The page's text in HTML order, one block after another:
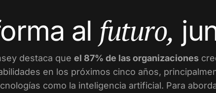
al futuro,
destaca que el 87% de las organizaciones
en los próximos cinco años,
como la inteligencia artificial. Para